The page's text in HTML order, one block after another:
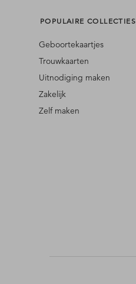
POPULAIRE COLLECTIES
Geboortekaartjes
Trouwkaarten
Uitnodiging maken
Zakelijk
Zelf maken